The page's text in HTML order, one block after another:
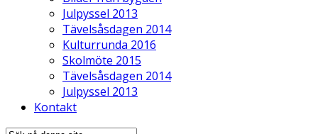
Julpyssel 2013
Tävelsåsdagen 2014
Kulturrunda 2016
Skolmöte 2015
Tävelsåsdagen 2014
Julpyssel 2013
Kontakt